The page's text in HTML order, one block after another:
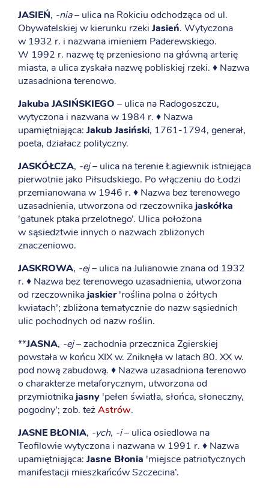
JASIEŃ, -nia– ulica na Rokiciu odchodząca od ul.
Obywatelskiej w kierunku rzekiJasień. Wytyczona
w 1932 r. i nazwana imieniem Paderewskiego.
W 1992 r. nazwę tę przeniesiono na główną arterię
miasta, a ulica zyskała nazwę pobliskiej rzeki. ♦ Nazwa
uzasadniona terenowo.
Jakuba JASIŃSKIEGO – ulica na Radogoszczu,
wytyczona i nazwana w 1984 r. ♦ Nazwa
upamiętniająca:Jakub Jasiński, 1761-1794, generał,
poeta, działacz polityczny.
JASKÓŁCZA, -ej– ulica na terenie Łagiewnik istniejąca
pierwotnie jako Piłsudskiego. Po włączeniu do Łodzi
przemianowana w 1946 r. ♦ Nazwa bez terenowego
uzasadnienia, utworzona od rzeczownikajaskółka
'gatunek ptaka przelotnego’. Ulica położona
w sąsiedztwie innych o nazwach zbliżonych
znaczeniowo.
JASKROWA, -ej– ulica na Julianowie znana od 1932
r. ♦ Nazwa bez terenowego uzasadnienia, utworzona
od rzeczownikajaskier'roślina polna o żółtych
kwiatach’; zbliżona tematycznie do nazw sąsiednich
ulic pochodnych od nazw roślin.
**JASNA, -ej– zachodnia przecznica Zgierskiej
powstała w końcu XIX w. Zniknęła w latach 80. XX w.
pod nową zabudową. ♦ Nazwa uzasadniona terenowo
o charakterze metaforycznym, utworzona od
przymiotnikajasny 'pełen światła, słońca, słoneczny,
pogodny’; zob. teżAstrów.
JASNE BŁONIA, -ych, -i– ulica osiedlowa na
Teofilowie wytyczona i nazwana w 1991 r. ♦ Nazwa
upamiętniająca:Jasne Błonia 'miejsce patriotycznych
manifestacji mieszkańców Szczecina’.